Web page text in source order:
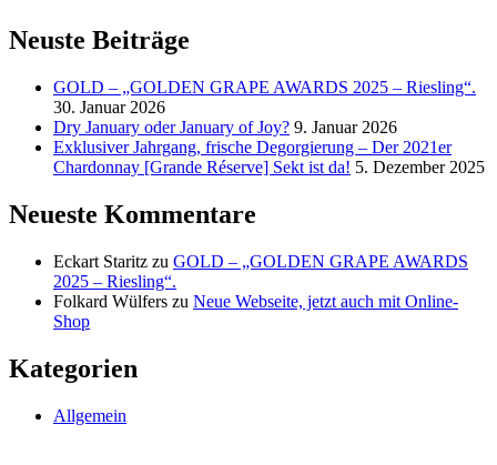
Neuste Beiträge
GOLD – „GOLDEN GRAPE AWARDS 2025 – Riesling“.
30. Januar 2026
Dry January oder January of Joy? 9. Januar 2026
Exklusiver Jahrgang, frische Degorgierung – Der 2021er
Chardonnay [Grande Réserve] Sekt ist da! 5. Dezember 2025
Neueste Kommentare
Eckart Staritz zu GOLD – „GOLDEN GRAPE AWARDS
2025 – Riesling“.
Folkard Wülfers zu Neue Webseite, jetzt auch mit Online-
Shop
Kategorien
Allgemein